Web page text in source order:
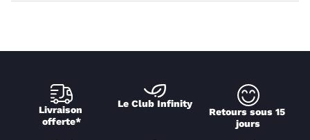
Livraison
offerte*
Le Club Infinity
Retours sous 15
jours